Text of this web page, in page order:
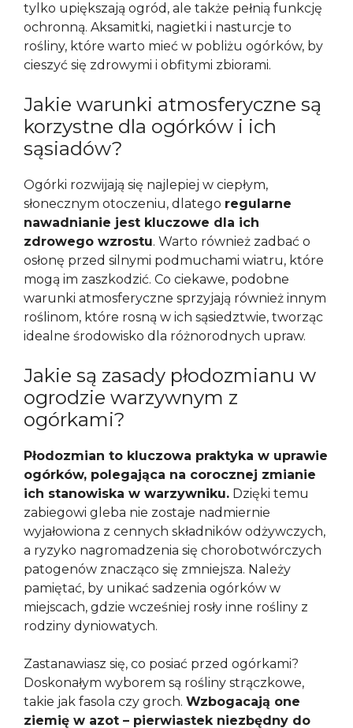
tylko upiększają ogród, ale także pełnią funkcję
ochronną. Aksamitki, nagietki i nasturcje to
rośliny, które warto mieć w pobliżu ogórków, by
cieszyć się zdrowymi i obfitymi zbiorami.
Jakie warunki atmosferyczne są
korzystne dla ogórków i ich
sąsiadów?
Ogórki rozwijają się najlepiej w ciepłym,
słonecznym otoczeniu, dlatego regularne
nawadnianie jest kluczowe dla ich
zdrowego wzrostu. Warto również zadbać o
osłonę przed silnymi podmuchami wiatru, które
mogą im zaszkodzić. Co ciekawe, podobne
warunki atmosferyczne sprzyjają również innym
roślinom, które rosną w ich sąsiedztwie, tworząc
idealne środowisko dla różnorodnych upraw.
Jakie są zasady płodozmianu w
ogrodzie warzywnym z
ogórkami?
Płodozmian to kluczowa praktyka w uprawie
ogórków, polegająca na corocznej zmianie
ich stanowiska w warzywniku. Dzięki temu
zabiegowi gleba nie zostaje nadmiernie
wyjałowiona z cennych składników odżywczych,
a ryzyko nagromadzenia się chorobotwórczych
patogenów znacząco się zmniejsza. Należy
pamiętać, by unikać sadzenia ogórków w
miejscach, gdzie wcześniej rosły inne rośliny z
rodziny dyniowatych.
Zastanawiasz się, co posiać przed ogórkami?
Doskonałym wyborem są rośliny strączkowe,
takie jak fasola czy groch. Wzbogacają one
ziemię w azot – pierwiastek niezbędny do